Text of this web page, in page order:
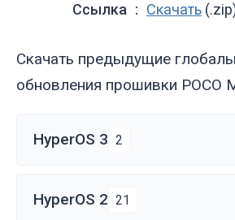
Ссылка
Скачать
Скачать предыдущие
обновления прошивки POCO
HyperOS 3 2
HyperOS 2 21